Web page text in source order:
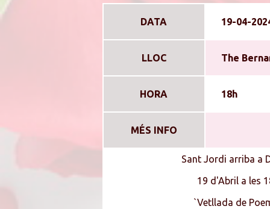
DATA 19-04-
LLOC The
HORA 18h
MÉS INFO
Sant Jordi arriba a
19 d'Abril a les
`Vetllada de